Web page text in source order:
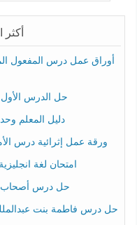
أكثر
أوراق عمل درس المفعول
حل الدرس الأول
دليل المعلم
ورقة عمل إثرائية درس
امتحان لغة
حل درس أصحاب
حل درس فاطمة بنت